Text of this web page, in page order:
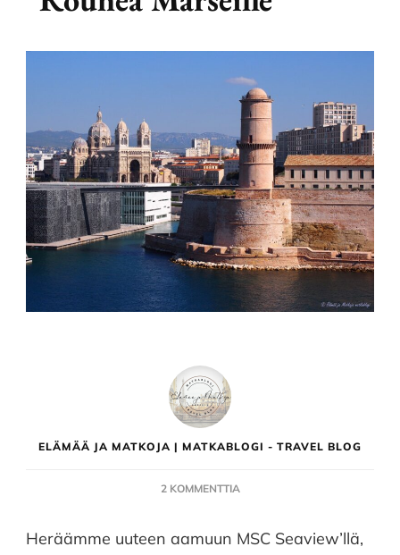
ELÄMÄÄ JA MATKOJA | MATKABLOGI - TRAVEL BLOG
2 KOMMENTTIAARTIKKELIIN
Heräämme uuteen aamuun MSC Seaview’llä,